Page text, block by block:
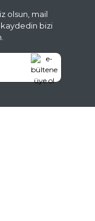
olsun, mail
bizi